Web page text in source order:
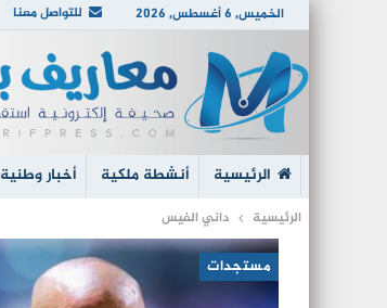
الخميس, 6 أغسطس, 2026 للتواصل معنا
الرئيسية أنشطة ملكية أخبار وطنية
الرئيسية داني الفيس
مستجدات